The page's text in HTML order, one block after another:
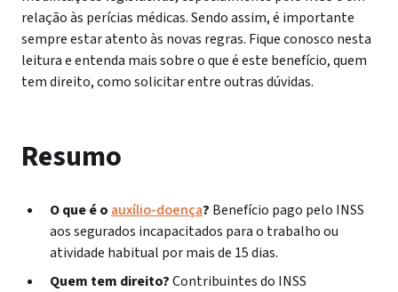
relação às perícias médicas. Sendo assim, é importante
sempre estar atento às novas regras. Fique conosco nesta
leitura e entenda mais sobre o que é este benefício, quem
tem direito, como solicitar entre outras dúvidas.
Resumo
O que é o auxílio-doença? Benefício pago pelo INSS
aos segurados incapacitados para o trabalho ou
atividade habitual por mais de 15 dias.
Quem tem direito?Contribuintes do INSS